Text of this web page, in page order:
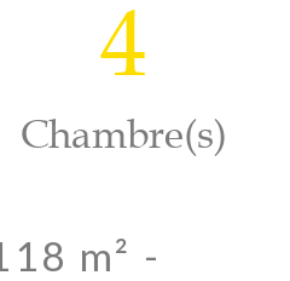
4
Chambre(s)
m² -